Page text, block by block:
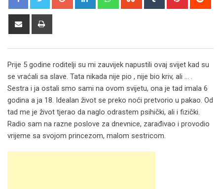
Share
Prije 5 godine roditelji su mi zauvijek napustili ovaj svijet kad su
se vraćali sa slave. Tata nikada nije pio , nije bio kriv, ali … .
Sestra i ja ostali smo sami na ovom svijetu, ona je tad imala 6
godina a ja 18. Idealan život se preko noći pretvorio u pakao. Od
tad me je život tjerao da naglo odrastem psihički, ali i fizički.
Radio sam na razne poslove za dnevnice, zarađivao i provodio
vrijeme sa svojom princezom, malom sestricom.